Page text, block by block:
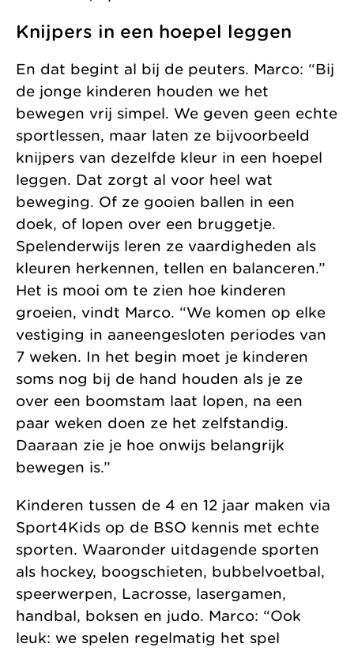
Knijpers in een hoepel leggen
En dat begint al bij de peuters. Marco: “Bij
de jonge kinderen houden we het
bewegen vrij simpel. We geven geen echte
sportlessen, maar laten ze bijvoorbeeld
knijpers van dezelfde kleur in een hoepel
leggen. Dat zorgt al voor heel wat
beweging. Of ze gooien ballen in een
doek, of lopen over een bruggetje.
Spelenderwijs leren ze vaardigheden als
kleuren herkennen, tellen en balanceren.”
Het is mooi om te zien hoe kinderen
groeien, vindt Marco. “We komen op elke
vestiging in aaneengesloten periodes van
7 weken. In het begin moet je kinderen
soms nog bij de hand houden als je ze
over een boomstam laat lopen, na een
paar weken doen ze het zelfstandig.
Daaraan zie je hoe onwijs belangrijk
bewegen is.”
Kinderen tussen de 4 en 12 jaar maken via
Sport4Kids op de BSO kennis met echte
sporten. Waaronder uitdagende sporten
als hockey, boogschieten, bubbelvoetbal,
speerwerpen, Lacrosse, lasergamen,
handbal, boksen en judo. Marco: “Ook
leuk: we spelen regelmatig het spel